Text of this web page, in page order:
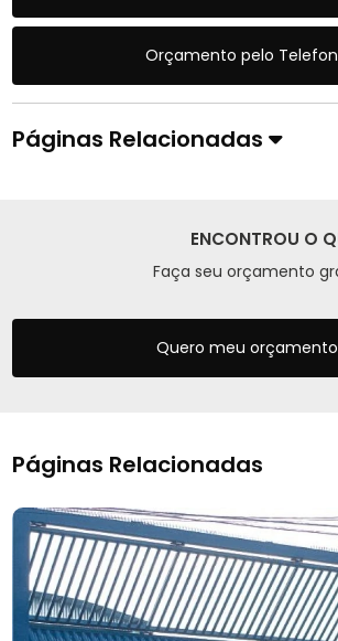
Orçamento pelo
Páginas Relacionadas
ENCONTROU O
Faça seu orçamento
Quero meu orçamento
Páginas Relacionadas